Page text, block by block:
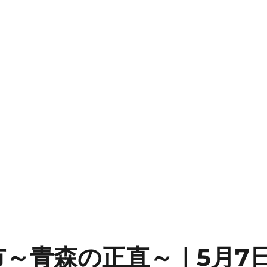
青森の正直～｜5月7